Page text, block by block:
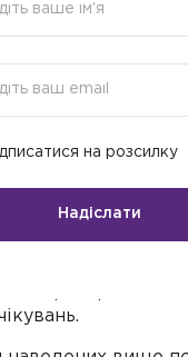
та ризиків
відновлення
політика
тригером для
на розсилку
Надіслати